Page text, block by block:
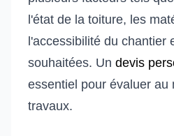
l'état de la toiture, les
l'accessibilité du chantier
souhaitées. Un devis
essentiel pour évaluer au
travaux.